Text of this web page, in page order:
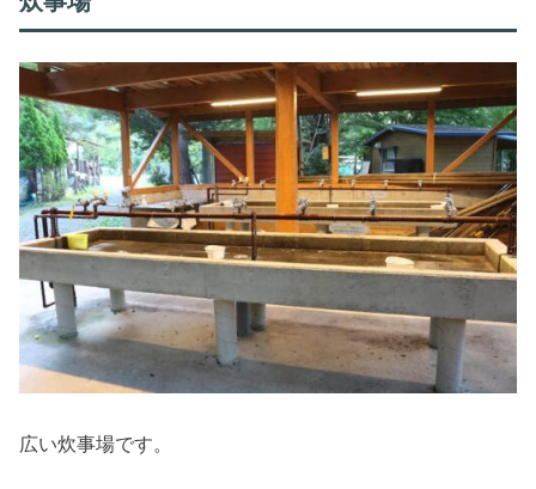
広い炊事場です。